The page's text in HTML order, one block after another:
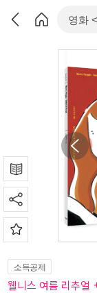
소득공제
웰니스 여름 리추얼